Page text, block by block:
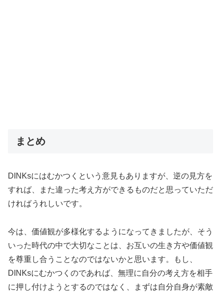
まとめ
DINKsにはむかつくという意見もありますが、逆の見方を
すれば、また違った考え方ができるものだと思っていただ
ければうれしいです。
今は、価値観が多様化するようになってきましたが、そう
いった時代の中で大切なことは、お互いの生き方や価値観
を尊重し合うことなのではないかと思います。もし、
DINKsにむかつくのであれば、無理に自分の考え方を相手
に押し付けようとするのではなく、まずは自分自身が素敵